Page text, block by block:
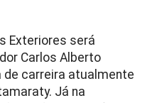
Exteriores será
Carlos Alberto
de carreira atualmente
Já na